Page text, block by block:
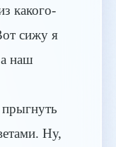
какого-
сижу я
наш
Ну,